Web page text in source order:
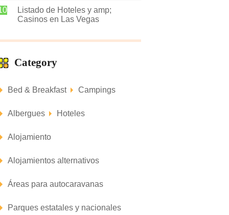
Listado de Hoteles y amp;
Casinos en Las Vegas
Category
Bed & Breakfast Campings
Albergues Hoteles
Alojamiento
Alojamientos alternativos
Áreas para autocaravanas
Parques estatales y nacionales